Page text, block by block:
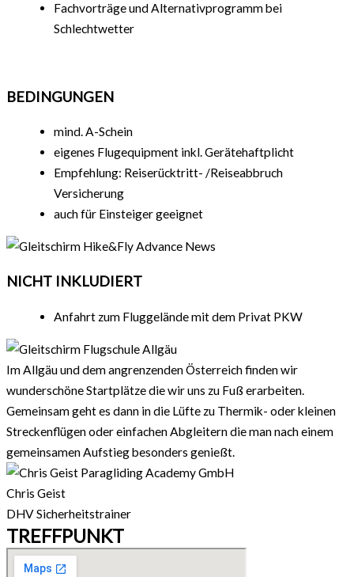
Fachvorträge und Alternativprogramm bei
Schlechtwetter
BEDINGUNGEN
mind. A-Schein
eigenes Flugequipment inkl. Gerätehaftplicht
Empfehlung: Reiserücktritt- /Reiseabbruch
Versicherung
auch für Einsteiger geeignet
NICHT INKLUDIERT
Anfahrt zum Fluggelände mit dem Privat PKW
Im Allgäu und dem angrenzenden Österreich finden wir
wunderschöne Startplätze die wir uns zu Fuß erarbeiten.
Gemeinsam geht es dann in die Lüfte zu Thermik- oder kleinen
Streckenflügen oder einfachen Abgleitern die man nach einem
gemeinsamen Aufstieg besonders genießt.
Chris Geist
DHV Sicherheitstrainer
TREFFPUNKT